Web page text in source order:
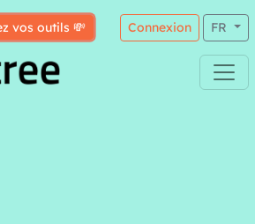
vos outils 💸 Connexion FR